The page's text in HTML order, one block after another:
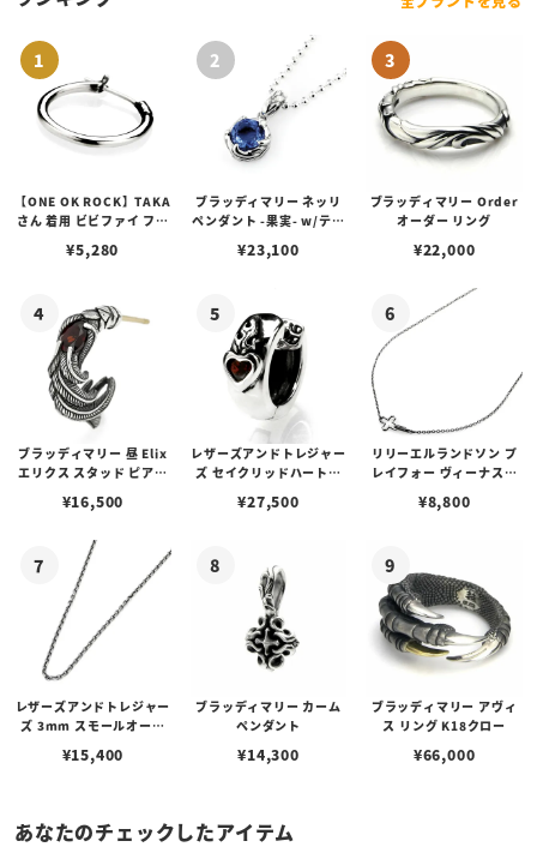
【ONE OK ROCK】TAKA
さん 着用 ビビファイ フー
¥5,280
ブラッディマリー ネッリ
ペンダント -果実- w/ティ
¥23,100
ブラッディマリー Order
オーダー リング
¥22,000
ブラッディマリー 昼 Elix
エリクス スタッド ピアス
¥16,500
レザーズアンドトレジャー
ズ セイクリッドハートピ
¥27,500
リリーエルランドソン プ
レイフォー ヴィーナスチ
¥8,800
レザーズアンドトレジャー
ズ 3mm スモールオーバ
ブスタークラスプ＆LTロ
¥15,400
ブラッディマリー カーム
ペンダント
¥14,300
ブラッディマリー アヴィ
ス リング K18クロー
¥66,000
あなたのチェックしたアイテム